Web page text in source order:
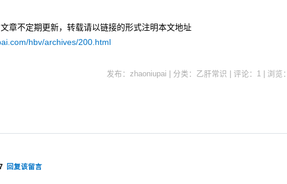
章不定期更新，转载请以链接的形式注明本文地址
hbv/archives/200.html
发布：zhaoniupai | 分类：乙肝常识 | 评论：1 | 浏览：
回复该留言